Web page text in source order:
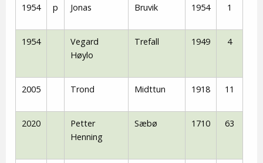
1954 p Jonas Bruvik 1954 1
1954
Vegard
Høylo
Trefall 1949 4
2005 Trond Midttun 1918 11
2020
Petter
Henning
Sæbø 1710 63